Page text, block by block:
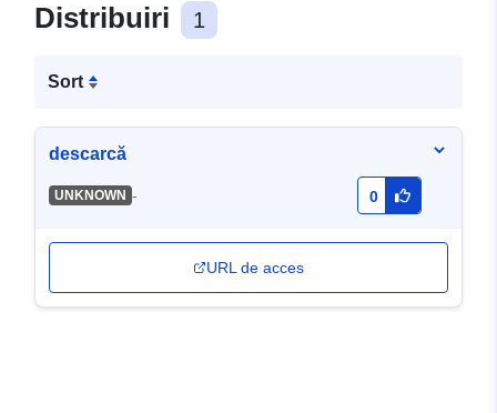
Distribuiri 1
Sort
descarcă
UNKNOWN - 0
URL de acces